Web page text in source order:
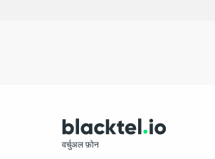
वर्चुअल फ़ोन